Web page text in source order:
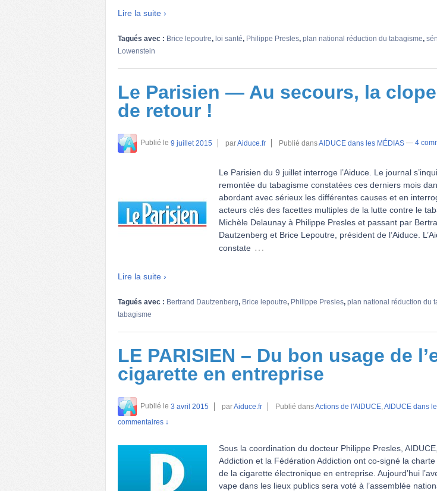
Lire la suite ›
Tagués avec : Brice lepoutre, loi santé, Philippe Presles, plan national réduction du tabagisme,
Lowenstein
Le Parisien — Au secours, la
de retour !
Publié le 9 juillet 2015 parAiduce.fr Publié dansAIDUCE dans les MÉDIAS — 4
Le Parisien du 9 juillet interroge l’Aiduce. Le journal
remontée du tabagisme constatées ces derniers mois
abordant avec sérieux les différentes causes et en
acteurs clés des facettes multiples de la lutte contre le
Michèle Delaunay à Philippe Presles et passant par
Dautzenberg et Brice Lepoutre, président de l’Aiduce.
constate …
Lire la suite ›
Tagués avec : Bertrand Dautzenberg, Brice lepoutre, Philippe Presles, plan national réduction du
tabagisme
LE PARISIEN – Du bon usage de
cigarette en entreprise
Publié le 3 avril 2015 parAiduce.fr Publié dansActions de l'AIDUCE AIDUCE dans
commentaires ↓
Sous la coordination du docteur Philippe Presles,
Addiction et la Fédération Addiction ont co-signé la
de la cigarette électronique en entreprise. Aujourd’hui
vape dans les lieux publics sera voté à l’assemblée